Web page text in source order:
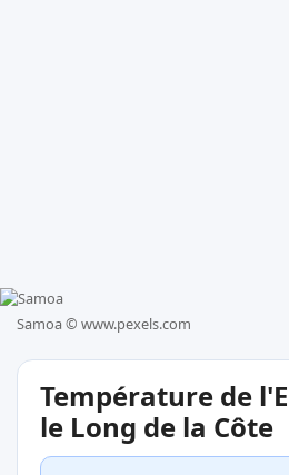
Samoa © www.pexels.com
Température de
le Long de la Côte